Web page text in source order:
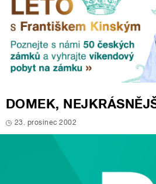
DOMEK,
23. prosinec 2002